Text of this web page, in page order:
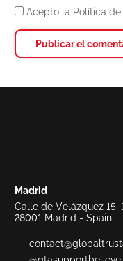
Acepto la Política de
Madrid
Calle de Velázquez 15,
28001 Madrid - Spain